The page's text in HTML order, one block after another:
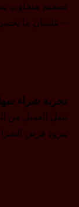
تصميم متجاوب
– علشان ما
تجربة شراء
تنقل العميل من
بيزود فرص